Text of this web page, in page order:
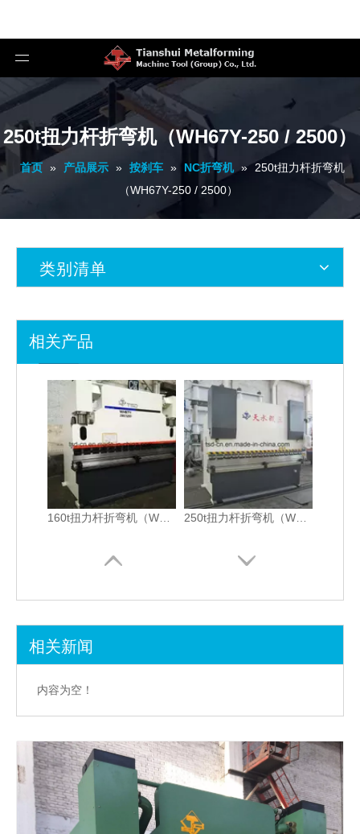
250t扭力杆折弯机（WH67Y-250 / 2500）
首页 » 产品展示 » 按刹车 » NC折弯机 » 250t扭力杆折弯机
（WH67Y-250 / 2500）
类别清单
相关产品
相关新闻
内容为空！